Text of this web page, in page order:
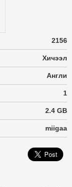
2156
Хичээл
Англи
1
2.4 GB
miigaa